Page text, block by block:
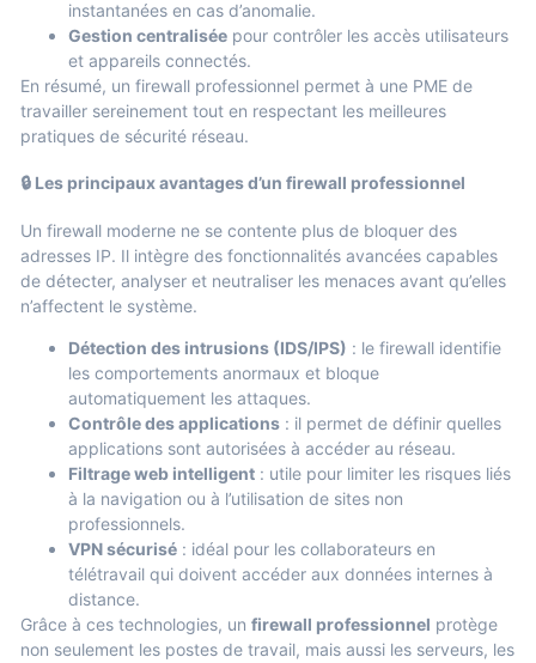
instantanées en cas d’anomalie.
Gestion centralisée pour contrôler les accès utilisateurs
et appareils connectés.
En résumé, un firewall professionnel permet à une PME de
travailler sereinement tout en respectant les meilleures
pratiques de sécurité réseau.
🔒 Les principaux avantages d’un firewall professionnel
Un firewall moderne ne se contente plus de bloquer des
adresses IP. Il intègre des fonctionnalités avancées capables
de détecter, analyser et neutraliser les menaces avant qu’elles
n’affectent le système.
Détection des intrusions (IDS/IPS) : le firewall identifie
les comportements anormaux et bloque
automatiquement les attaques.
Contrôle des applications : il permet de définir quelles
applications sont autorisées à accéder au réseau.
Filtrage web intelligent : utile pour limiter les risques liés
à la navigation ou à l’utilisation de sites non
professionnels.
VPN sécurisé : idéal pour les collaborateurs en
télétravail qui doivent accéder aux données internes à
distance.
Grâce à ces technologies, un firewall professionnel protège
non seulement les postes de travail, mais aussi les serveurs, les